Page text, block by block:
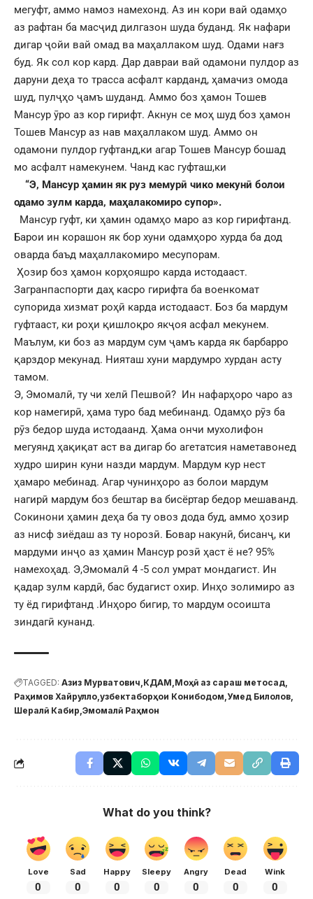
мегуфт, аммо намоз намехонд. Аз ин кори вай одамҳо
аз рафтан ба масҷид дилгазон шуда буданд. Як нафари
дигар ҷойи вай омад ва маҳаллаком шуд. Одами нағз
буд. Як сол кор кард. Дар давраи вай одамони пулдор аз
даруни деҳа то трасса асфалт карданд, ҳамачиз омода
шуд, пулҷҳо ҷамъ шуданд. Аммо боз ҳамон Тошев
Мансур ӯро аз кор гирифт. Акнун се моҳ шуд боз ҳамон
Тошев Мансур аз нав маҳаллаком шуд. Аммо он
одамони пулдор гуфтанд,ки агар Тошев Мансур бошад
мо асфалт намекунем. Чанд кас гуфташ,ки
“Э, Мансур ҳамин як руз мемурӣ чико мекунӣ болои
одамо зулм карда, маҳалакомиро супор».
Мансур гуфт, ки ҳамин одамҳо маро аз кор гирифтанд.
Барои ин корашон як бор хуни одамҳоро хурда ба дод
оварда баъд маҳаллакомиро месупорам.
Ҳозир боз ҳамон корҳояшро карда истодааст.
Загранпаспорти даҳ касро гирифта ба военкомат
супорида хизмат роҳӣ карда истодааст. Боз ба мардум
гуфтааст, ки роҳи қишлоқро якҷоя асфал мекунем.
Маълум, ки боз аз мардум сум ҷамъ карда як барбарро
қарздор мекунад. Нияташ хуни мардумро хурдан асту
тамом.
Э, Эмомалӣ, ту чи хелӣ Пешвоӣ? Ин нафарҳоро чаро аз
кор намегирӣ, ҳама туро бад мебинанд. Одамҳо рӯз ба
рӯз бедор шуда истодаанд. Ҳама ончи мухолифон
мегуянд ҳақиқат аст ва дигар бо агетатсия наметавонед
худро ширин куни назди мардум. Мардум кур нест
ҳамаро мебинад. Агар чунинҳоро аз болои мардум
нагирӣ мардум боз бештар ва бисёртар бедор мешаванд.
Сокинони ҳамин деҳа ба ту овоз дода буд, аммо ҳозир
аз нисф зиёдаш аз ту норозӣ. Бовар накунӣ, бисанҷ, ки
мардуми инҷо аз ҳамин Мансур розӣ ҳаст ё не? 95%
намехоҳад. Э,Эмомалӣ 4 -5 сол умрат мондагист. Ин
қадар зулм кардӣ, бас будагист охир. Инҳо золимиро аз
ту ёд гирифтанд .Инҳоро бигир, то мардум осоишта
зиндагӣ кунанд.
TAGGED: Азиз Мурватович КДАМ Моҳӣ аз сараш метосад
Раҳимов Хайрулло узбектаборҳои Конибодом Умед Билолов
Шералӣ Кабир Эмомалӣ Раҳмон
What do you think?
Love
0
Sad
0
Happy
0
Sleepy
0
Angry
0
Dead
0
Wink
0